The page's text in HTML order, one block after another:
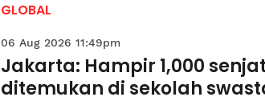
GLOBAL
06 Aug 2026 11:49pm
Jakarta: Hampir 1,000
ditemukan di sekolah